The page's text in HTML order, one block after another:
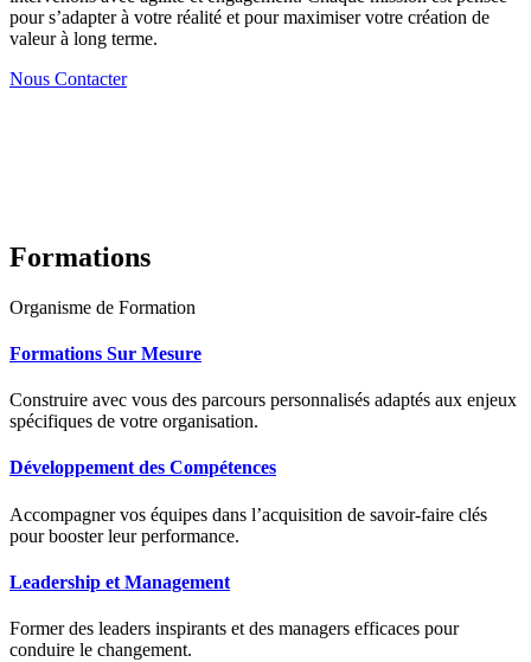
pour s’adapter à votre réalité et pour maximiser votre création de
valeur à long terme.
Nous Contacter
Formations
Organisme de Formation
Formations Sur Mesure
Construire avec vous des parcours personnalisés adaptés aux enjeux
spécifiques de votre organisation.
Développement des Compétences
Accompagner vos équipes dans l’acquisition de savoir-faire clés
pour booster leur performance.
Leadership et Management
Former des leaders inspirants et des managers efficaces pour
conduire le changement.